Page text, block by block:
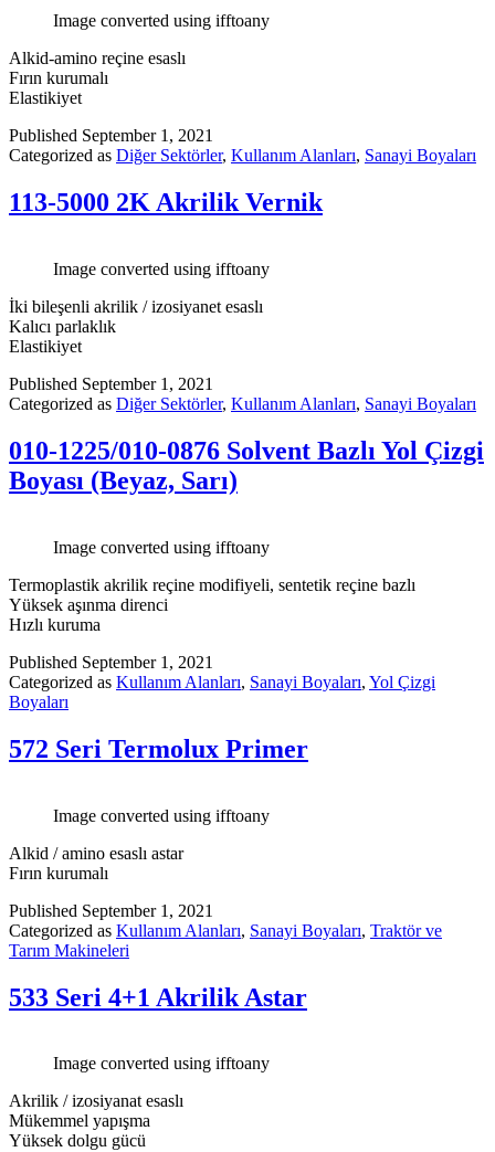
Image converted using ifftoany
Alkid-amino reçine esaslı
Fırın kurumalı
Elastikiyet
Published September 1, 2021
Categorized as Diğer Sektörler, Kullanım Alanları, Sanayi Boyaları
113-5000 2K Akrilik Vernik
Image converted using ifftoany
İki bileşenli akrilik / izosiyanet esaslı
Kalıcı parlaklık
Elastikiyet
Published September 1, 2021
Categorized as Diğer Sektörler, Kullanım Alanları, Sanayi Boyaları
010-1225/010-0876 Solvent Bazlı Yol Çizgi
Boyası (Beyaz, Sarı)
Image converted using ifftoany
Termoplastik akrilik reçine modifiyeli, sentetik reçine bazlı
Yüksek aşınma direnci
Hızlı kuruma
Published September 1, 2021
Categorized as Kullanım Alanları, Sanayi Boyaları, Yol Çizgi
Boyaları
572 Seri Termolux Primer
Image converted using ifftoany
Alkid / amino esaslı astar
Fırın kurumalı
Published September 1, 2021
Categorized as Kullanım Alanları, Sanayi Boyaları, Traktör ve
Tarım Makineleri
533 Seri 4+1 Akrilik Astar
Image converted using ifftoany
Akrilik / izosiyanat esaslı
Mükemmel yapışma
Yüksek dolgu gücü